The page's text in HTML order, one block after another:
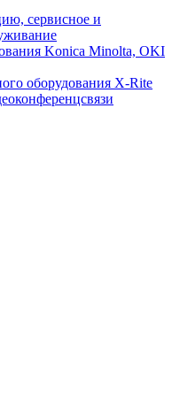
сервисное и
Konica Minolta, OKI
оборудования X-Rite